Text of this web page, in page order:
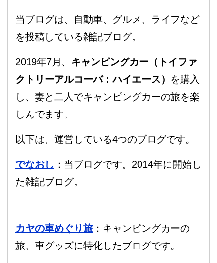
当ブログは、自動車、グルメ、ライフなど
を投稿している雑記ブログ。
2019年7月、 キャンピングカー（トイファ
クトリーアルコーバ：ハイエース） を購入
し、妻と二人でキャンピングカーの旅を楽
しんでます。
以下は、運営している4つのブログです。
でなおし ：当ブログです。2014年に開始し
た雑記ブログ。
カヤの車めぐり旅 ：キャンピングカーの
旅、車グッズに特化したブログです。